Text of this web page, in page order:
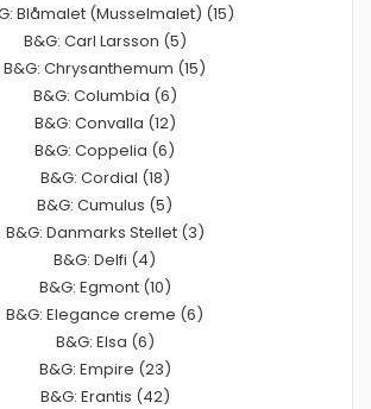
Blåmalet (Musselmalet) (15)
B&G: Carl Larsson (5)
B&G: Chrysanthemum (15)
B&G: Columbia (6)
B&G: Convalla (12)
B&G: Coppelia (6)
B&G: Cordial (18)
B&G: Cumulus (5)
B&G: Danmarks Stellet (3)
B&G: Delfi (4)
B&G: Egmont (10)
B&G: Elegance creme (6)
B&G: Elsa (6)
B&G: Empire (23)
B&G: Erantis (42)